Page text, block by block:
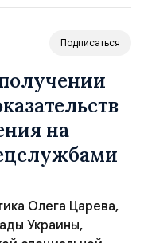
Подписаться
на
Олега Царева,
Украины,